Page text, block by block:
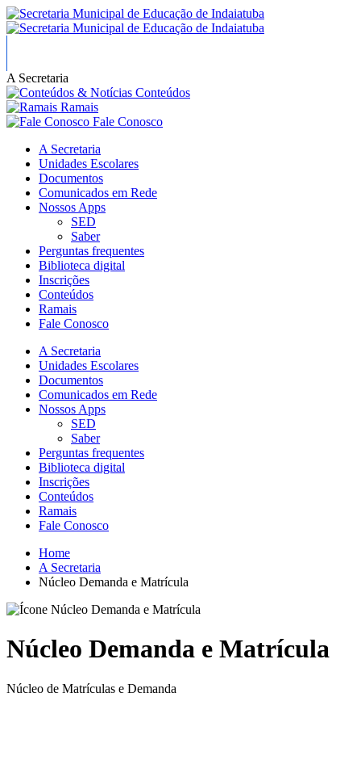
A Secretaria
Conteúdos
Ramais
Fale Conosco
A Secretaria
Unidades Escolares
Documentos
Comunicados em Rede
Nossos Apps
SED
Saber
Perguntas frequentes
Biblioteca digital
Inscrições
Conteúdos
Ramais
Fale Conosco
A Secretaria
Unidades Escolares
Documentos
Comunicados em Rede
Nossos Apps
SED
Saber
Perguntas frequentes
Biblioteca digital
Inscrições
Conteúdos
Ramais
Fale Conosco
Home
A Secretaria
Núcleo Demanda e Matrícula
Núcleo Demanda e Matrícula
Núcleo de Matrículas e Demanda